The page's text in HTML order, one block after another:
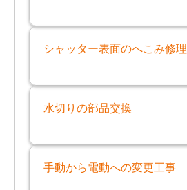
シャッター表面のへこみ修理
水切りの部品交換
手動から電動への変更工事